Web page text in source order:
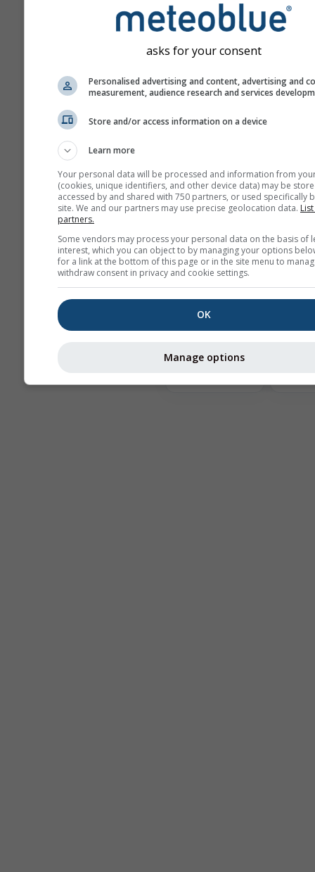
Prognoza se izrađuje
nekoliko pokretanja
različitim početnim
kako bi se preciznije
Sezonska
prognoza
Astronomy
asks for your consent
Personalised advertising and content, advertising and
measurement, audience research and services
Store and/or access information on a device
Learn more
Your personal data will be processed and information from
(cookies, unique identifiers, and other device data) may be
accessed by and shared with 750 partners, or used specifically
site. We and our partners may use precise geolocation data.
partners.
Some vendors may process your personal data on the basis of
interest, which you can object to by managing your options
for a link at the bottom of this page or in the site menu to
withdraw consent in privacy and cookie settings.
OK
Manage options